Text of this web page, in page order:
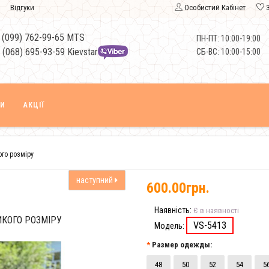
Відгуки Особистий Кабінет
762-99-65 MTS
(068) 695-93-59 Kievstar
ПН-ПТ: 10:00-19:00
СБ-ВС: 10:00-15:00
АКЦІЇ
розміру
наступний
РОЗМІРУ
600.00грн.
Наявність: Є в наявності
Модель: VS-5413
Размер одежды:
48 50 52 54